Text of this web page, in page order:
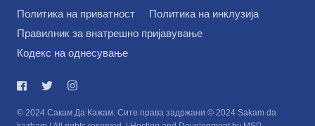
Политика на приватност
Политика на инклузија
Правилник за внатрешно пријавување
Кодекс на однесување
© 2024 Сакам Да Кажам. Сите права задржани © 2024 Sakam da